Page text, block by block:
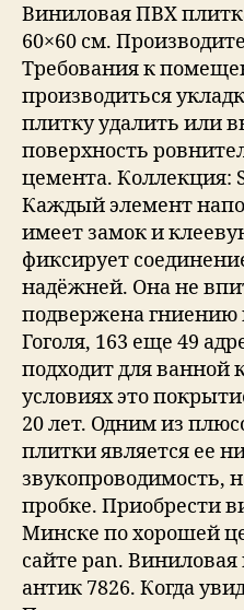
Виниловая ПВХ
60×60 см.
Требования к
производиться
плитку удалить или
поверхность
цемента. Коллекция:
Каждый элемент
имеет замок и
фиксирует
надёжней. Она не
подвержена
Гоголя, 163 еще 49
подходит для
условиях это
20 лет. Одним из
плитки является ее
звукопроводимость,
пробке. Приобрести
Минске по хорошей
сайте pan.
антик 7826. Когда